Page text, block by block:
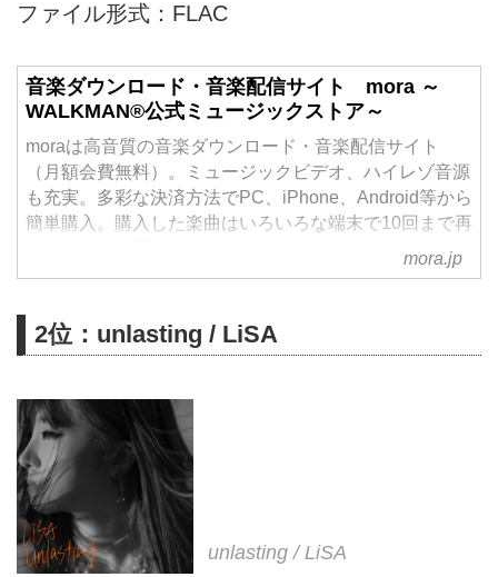
ファイル形式：FLAC
音楽ダウンロード・音楽配信サイト mora ～
WALKMAN®公式ミュージックストア～
moraは高音質の音楽ダウンロード・音楽配信サイト
（月額会費無料）。ミュージックビデオ、ハイレゾ音源
も充実。多彩な決済方法でPC、iPhone、Android等から
簡単購入。購入した楽曲はいろいろな端末で10回まで再
mora.jp
2位：unlasting / LiSA
unlasting / LiSA